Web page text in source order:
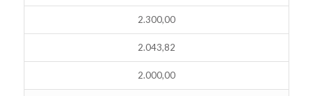
2.300,00
2.043,82
2.000,00